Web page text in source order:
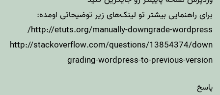
برای راهنمایی بیشتر تو لینک‌های زیر توضیحاتی اومده:
http://etuts.org/manually-downgrade-wordpress/
http://stackoverflow.com/questions/13854374/down
grading-wordpress-to-previous-version
پاسخ